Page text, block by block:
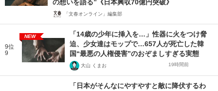
の想いを語る”《日本興収70億円突破》
「文春オンライン」編集部
9位
9
NEW
「14歳の少年に挿入を…」性器に火をつけ脅
迫、少女達はモップで…657人が死亡した韓
国“最悪の人権侵害”のおぞましすぎる実態
大山 くまお 19時間前
「日本がそんなにやすやすと敵に降伏するわ